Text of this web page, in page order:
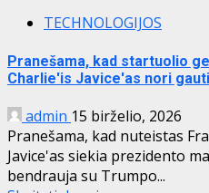
TECHNOLOGIJOS
Pranešama, kad startuolio
Charlie'is Javice'as nori
admin 15 birželio, 2026
Pranešama, kad nuteistas
Javice'as siekia prezidento
bendrauja su Trumpo...